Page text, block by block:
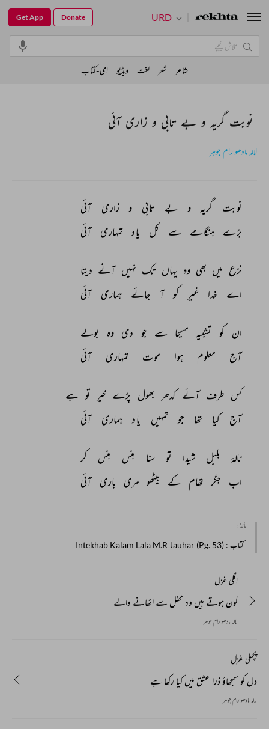
نوبت گریہ و بے تابی و زاری آئی
لالہ مادھو رام جوہر
نوبت گریہ و بے تابی و زاری
آئی
بڑے
ہنگامے سے کل یاد تمہاری آئی
نزع میں بھی وہ یہاں تک نہیں آنے دیتا
اے
خدا غیر کو آ جائے ہماری آئی
ان کو تشبیہ مسیحا سے جو دی وہ
بولے
آج
معلوم ہوا موت تمہاری آئی
کس طرف آئے کدھر بھول پڑے خیر تو ہے
آج
کیا تھا جو تمہیں یاد ہماری آئی
نالۂ بلبل شیدا تو سنا ہنس ہنس
کر
اب
جگر تھام کے بیٹھو مری باری آئی
مأخذ :
کتاب : Intekhab Kalam Lala M.R Jauhar (Pg. 53)
اگلی غزل
کون ہوتے ہیں وہ محفل سے اٹھانے والے
لالہ مادھو رام جوہر
پچھلی غزل
دل کو سمجھاؤ ذرا عشق میں کیا رکھا ہے
لالہ مادھو رام جوہر
URD
Get App Donate
شاعر شعر لغت ویڈیو ای-کتاب